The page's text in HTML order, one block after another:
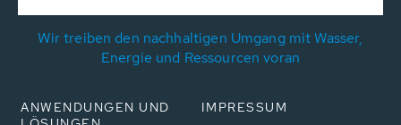
Wir treiben den nachhaltigen Umgang mit Wasser,
Energie und Ressourcen voran
ANWENDUNGEN UND
IMPRESSUM